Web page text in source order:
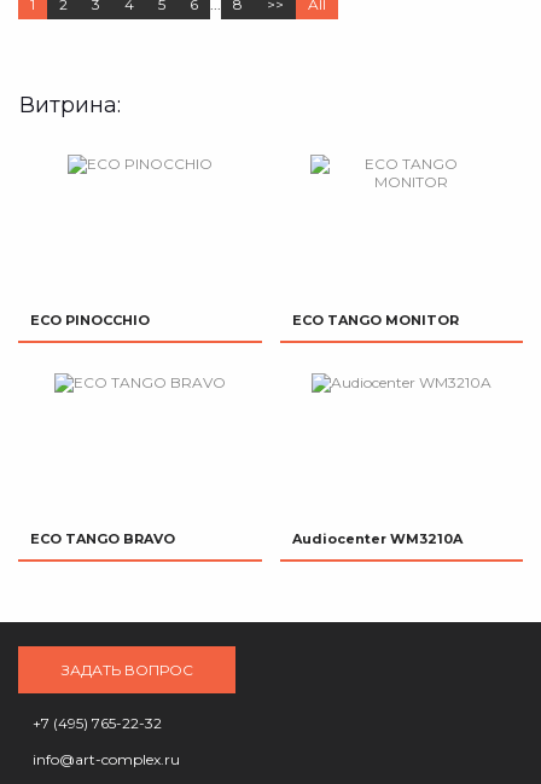
1 2 3 4 5 6 ... 8 >> All
Витрина:
ECO PINOCCHIO ECO TANGO MONITOR
ECO TANGO BRAVO Audiocenter WM3210A
ЗАДАТЬ ВОПРОС
+7 (495) 765-22-32
info@art-complex.ru